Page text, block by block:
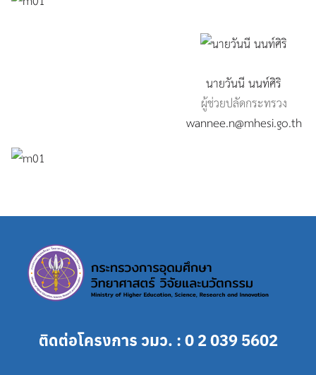
นายวันนี นนท์ศิริ
ผู้ช่วยปลัดกระทรวง
wannee.n@mhesi.go.th
ติดต่อโครงการ วมว. : 0 2 039 5602